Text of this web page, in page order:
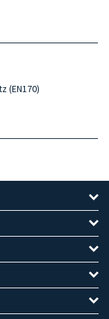
(EN170)